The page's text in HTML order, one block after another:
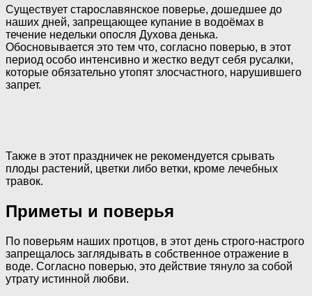
Существует старославянское поверье, дошедшее до
наших дней, запрещающее купание в водоёмах в
течение недельки опосля Духова денька.
Обосновывается это тем что, согласно поверью, в этот
период особо интенсивно и жестко ведут себя русалки,
которые обязательно утопят злосчастного, нарушившего
запрет.
Также в этот праздничек не рекомендуется срывать
плоды растений, цветки либо ветки, кроме лечебных
травок.
Приметы и поверья
По поверьям наших протцов, в этот день строго-настрого
запрещалось заглядывать в собственное отражение в
воде. Согласно поверью, это действие тянуло за собой
утрату истинной любви.